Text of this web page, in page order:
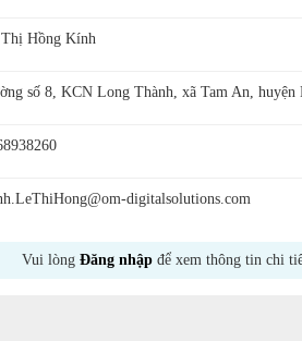
Hồng Kính
số 8, KCN Long Thành, xã Tam An,
digitalsolutions.com
Vui lòng Đăng nhập để xem thông tin chi